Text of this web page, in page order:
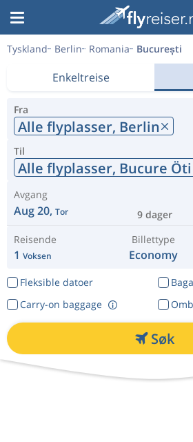
Tyskland Berlin Romania București
Enkeltreise
Fra
Alle flyplasser, Berlin
Til
Alle flyplasser, Bucure Öti
Avgang
Aug 20, Tor 9 dager
Reisende
1 Voksen
Billettype
Economy
Fleksible datoer
Carry-on baggage
Søk